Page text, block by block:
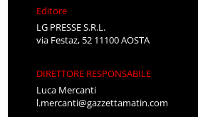
Editore
LG PRESSE S.R.L.
via Festaz, 52 11100 AOSTA
DIRETTORE RESPONSABILE
Luca Mercanti
l.mercanti@gazzettamatin.com